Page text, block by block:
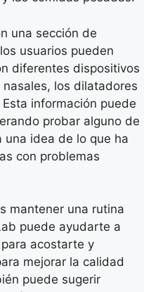
una sección de
usuarios pueden
diferentes dispositivos
los dilatadores
información puede
probar alguno de
idea de lo que ha
con problemas
mantener una rutina
puede ayudarte a
acostarte y
mejorar la calidad
puede sugerir